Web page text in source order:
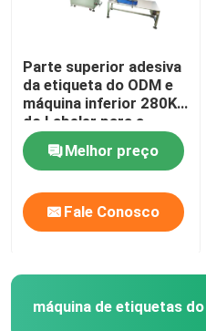
Parte superior adesiva
da etiqueta do ODM e
máquina inferior 280KG
do Labeler para a
garrafa quadrada
Melhor preço
Fale Conosco
máquina de etiquetas